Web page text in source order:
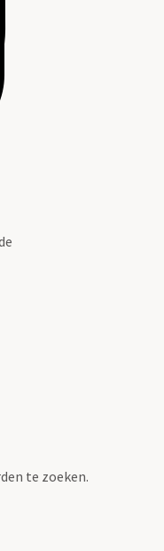
te zoeken.